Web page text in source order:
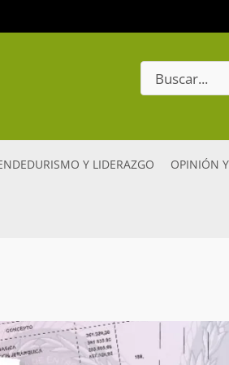
Search
for:
Y LIDERAZGO OPINIÓN